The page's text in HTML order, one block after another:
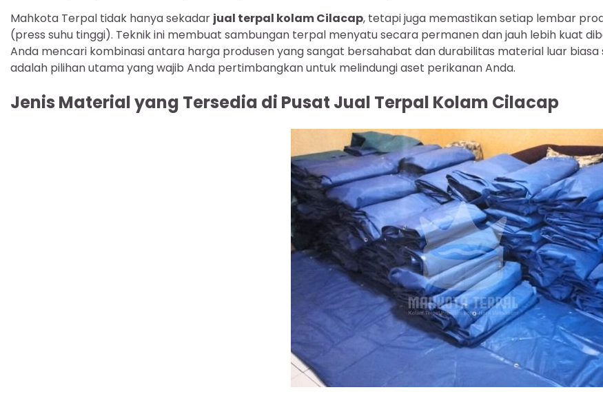
Mahkota Terpal tidak hanya sekadar jual terpal kolam Cilacap, tetapi juga memastikan setiap lembar
(press suhu tinggi). Teknik ini membuat sambungan terpal menyatu secara permanen dan jauh lebih kuat
Anda mencari kombinasi antara harga produsen yang sangat bersahabat dan durabilitas material luar
adalah pilihan utama yang wajib Anda pertimbangkan untuk melindungi aset perikanan Anda.
Jenis Material yang Tersedia di Pusat Jual Terpal Kolam Cilacap